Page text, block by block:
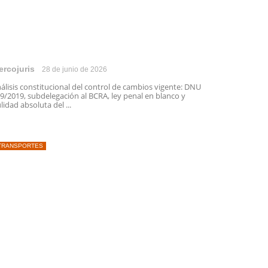
28 de junio de 2026
constitucional del control de cambios vigente: DNU
2019, subdelegación al BCRA, ley penal en blanco y
absoluta del ...